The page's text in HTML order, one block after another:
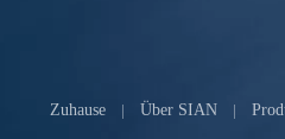
Zuhause | Über SIAN |